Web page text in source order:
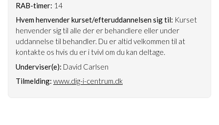
RAB-timer: 14
Hvem henvender kurset/efteruddannelsen sig til: Kurset
henvender sig til alle der er behandlere eller under
uddannelse til behandler. Du er altid velkommen til at
kontakte os hvis du er i tvivl om du kan deltage.
Underviser(e): David Carlsen
Tilmelding: www.dig-i-centrum.dk